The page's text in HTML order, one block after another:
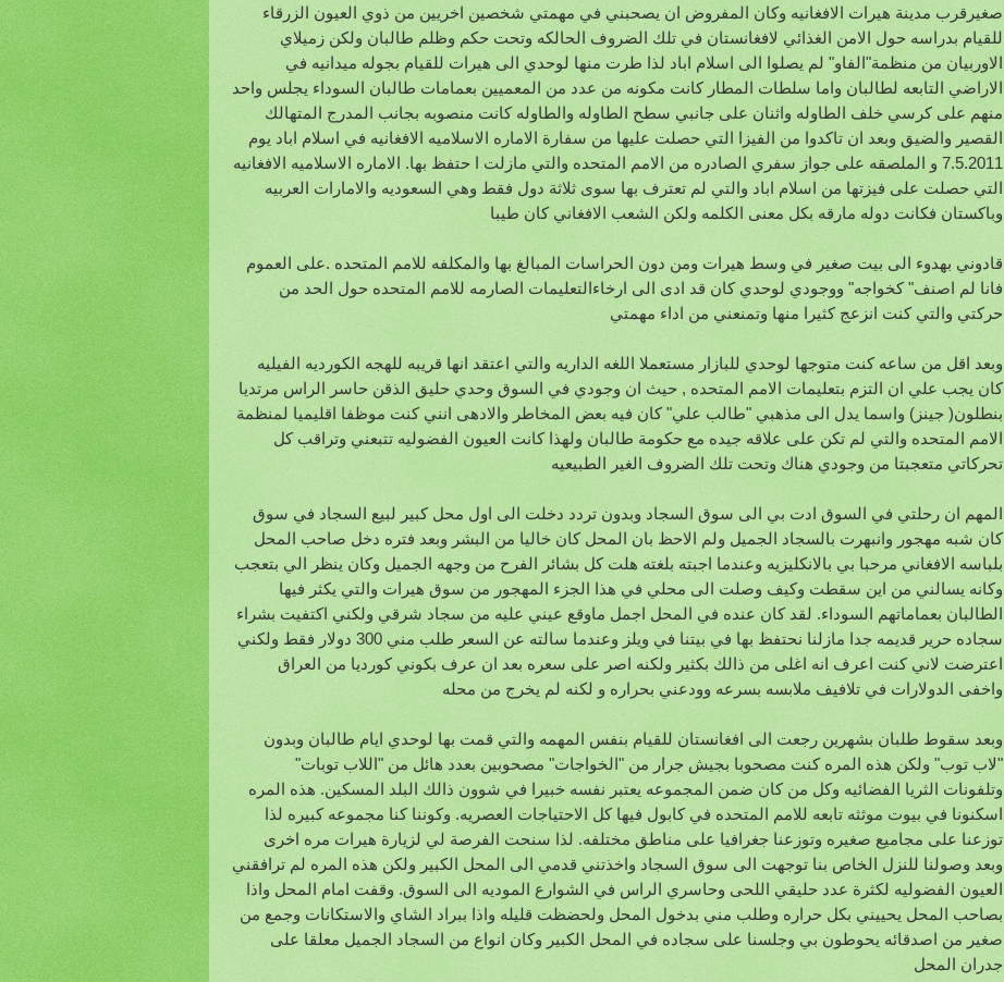
صغيرقرب مدينة هيرات الافغانيه وكان المفروض ان يصحبني في مهمتي شخصين اخريين من ذوي العيون الزرقاء
للقيام بدراسه حول الامن الغذائي لافغانستان في تلك الضروف الحالكه وتحت حكم وظلم طالبان ولكن زميلاي
الاوربيان من منظمة"الفاو" لم يصلوا الى اسلام اباد لذا طرت منها لوحدي الى هيرات للقيام بجوله ميدانيه في
الاراضي التابعه لطالبان واما سلطات المطار كانت مكونه من عدد من المعميين بعمامات طالبان السوداء يجلس واحد
منهم على كرسي خلف الطاوله واثنان على جانبي سطح الطاوله والطاوله كانت منصوبه بجانب المدرج المتهالك
القصير والضيق وبعد ان تاكدوا من الفيزا التي حصلت عليها من سفارة الاماره الاسلاميه الافغانيه في اسلام اباد يوم
7.5.2011 و الملصقه على جواز سفري الصادره من الامم المتحده والتي مازلت ا حتفظ بها. الاماره الاسلاميه الافغانيه
التي حصلت على فيزتها من اسلام اباد والتي لم تعترف بها سوى ثلاثة دول فقط وهي السعوديه والامارات العربيه
وباكستان فكانت دوله مارقه بكل معنى الكلمه ولكن الشعب الافغاني كان طيبا
قادوني بهدوء الى بيت صغير في وسط هيرات ومن دون الحراسات المبالغ بها والمكلفه للامم المتحده .على العموم
فانا لم اصنف" كخواجه" ووجودي لوحدي كان قد ادى الى ارخاءالتعليمات الصارمه للامم المتحده حول الحد من
حركتي والتي كنت انزعج كثيرا منها وتمنعني من اداء مهمتي
وبعد اقل من ساعه كنت متوجها لوحدي للبازار مستعملا اللغه الداريه والتي اعتقد انها قريبه للهجه الكورديه الفيليه
كان يجب علي ان التزم بتعليمات الامم المتحده , حيث ان وجودي في السوق وحدي حليق الذقن حاسر الراس مرتديا
بنطلون( جينز) واسما يدل الى مذهبي "طالب علي" كان فيه بعض المخاطر والادهى انني كنت موظفا اقليميا لمنظمة
الامم المتحده والتي لم تكن على علاقه جيده مع حكومة طالبان ولهذا كانت العيون الفضوليه تتبعني وتراقب كل
تحركاتي متعجبتا من وجودي هناك وتحت تلك الضروف الغير الطبيعيه
المهم ان رحلتي في السوق ادت بي الى سوق السجاد وبدون تردد دخلت الى اول محل كبير لبيع السجاد في سوق
كان شبه مهجور وانبهرت بالسجاد الجميل ولم الاحظ بان المحل كان خاليا من البشر وبعد فتره دخل صاحب المحل
بلباسه الافغاني مرحبا بي بالانكليزيه وعندما اجبته بلغته هلت كل بشائر الفرح من وجهه الجميل وكان ينظر الي بتعجب
وكانه يسالني من اين سقطت وكيف وصلت الى محلي في هذا الجزء المهجور من سوق هيرات والتي يكثر فيها
الطالبان بعماماتهم السوداء. لقد كان عنده في المحل اجمل ماوقع عيني عليه من سجاد شرقي ولكني اكتفيت بشراء
سجاده حرير قديمه جدا مازلنا نحتفظ بها في بيتنا في ويلز وعندما سالته عن السعر طلب مني 300 دولار فقط ولكني
اعترضت لاني كنت اعرف انه اغلى من ذالك بكثير ولكنه اصر على سعره بعد ان عرف بكوني كورديا من العراق
واخفى الدولارات في تلافيف ملابسه بسرعه وودعني بحراره و لكنه لم يخرج من محله
وبعد سقوط طلبان بشهرين رجعت الى افغانستان للقيام بنفس المهمه والتي قمت بها لوحدي ايام طالبان وبدون
"لاب توب" ولكن هذه المره كنت مصحوبا بجيش جرار من "الخواجات" مصحوبين بعدد هائل من "اللاب توبات"
وتلفونات الثريا الفضائيه وكل من كان ضمن المجموعه يعتبر نفسه خبيرا في شوون ذالك البلد المسكين. هذه المره
اسكنونا في بيوت موثثه تابعه للامم المتحده في كابول فيها كل الاحتياجات العصريه. وكوننا كنا مجموعه كبيره لذا
توزعنا على مجاميع صغيره وتوزعنا جغرافيا على مناطق مختلفه. لذا سنحت الفرصة لي لزيارة هيرات مره اخرى
وبعد وصولنا للنزل الخاص بنا توجهت الى سوق السجاد واخذتني قدمي الى المحل الكبير ولكن هذه المره لم ترافقني
العيون الفضوليه لكثرة عدد حليقي اللحى وحاسري الراس في الشوارع الموديه الى السوق. وقفت امام المحل واذا
بصاحب المحل يحييني بكل حراره وطلب مني بدخول المحل ولحضظت قليله واذا ببراد الشاي والاستكانات وجمع من
صغير من اصدقائه يحوطون بي وجلسنا على سجاده في المحل الكبير وكان انواع من السجاد الجميل معلقا على
جدران المحل